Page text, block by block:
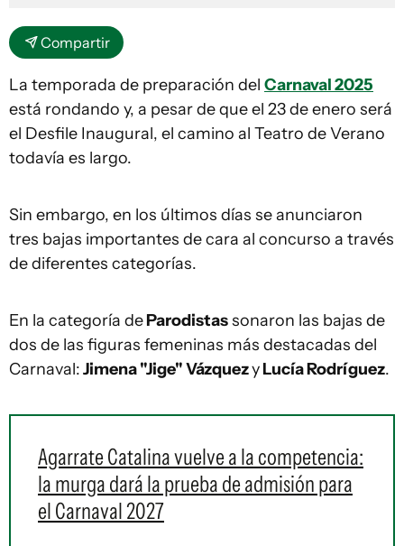
Compartir
La temporada de preparación del Carnaval 2025
está rondando y, a pesar de que el 23 de enero será
el Desfile Inaugural, el camino al Teatro de Verano
todavía es largo.
Sin embargo, en los últimos días se anunciaron
tres bajas importantes de cara al concurso a través
de diferentes categorías.
En la categoría deParodistassonaron las bajas de
dos de las figuras femeninas más destacadas del
Carnaval:Jimena "Jige" VázquezyLucía Rodríguez.
Agarrate Catalina vuelve a la competencia:
la murga dará la prueba de admisión para
el Carnaval 2027